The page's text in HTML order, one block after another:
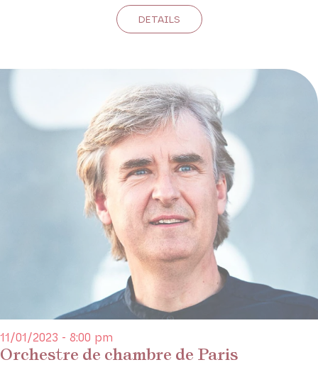
DETAILS
Orchestre de chambre de Paris
11/01/2023 - 8:00 pm